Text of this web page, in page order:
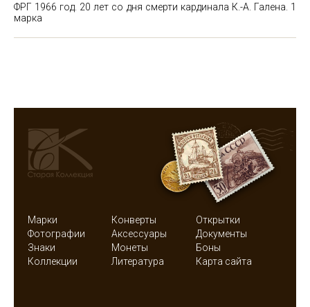
ФРГ 1966 год. 20 лет со дня смерти кардинала К.-А. Галена. 1
марка
Марки Конверты
Открытки
Фотографии
Аксессуары
Документы
Знаки
Монеты
Боны
Коллекции
Литература Карта сайта